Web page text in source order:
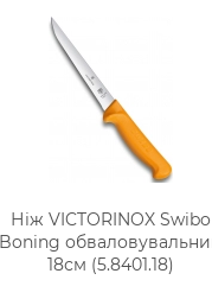
Ніж VICTORINOX Swibo
Boning
18см (5.8401.18)